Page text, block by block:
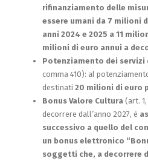
rifinanziamento delle
essere umani da 7 milioni
anni 2024 e 2025 a 11
milioni di euro annui a
Potenziamento dei servizi
comma 410): al
destinati 20 milioni di euro
Bonus Valore Cultura (art.
decorrere dall’anno 2027, è
successivo a quello del
un bonus elettronico
soggetti che, a decorrere